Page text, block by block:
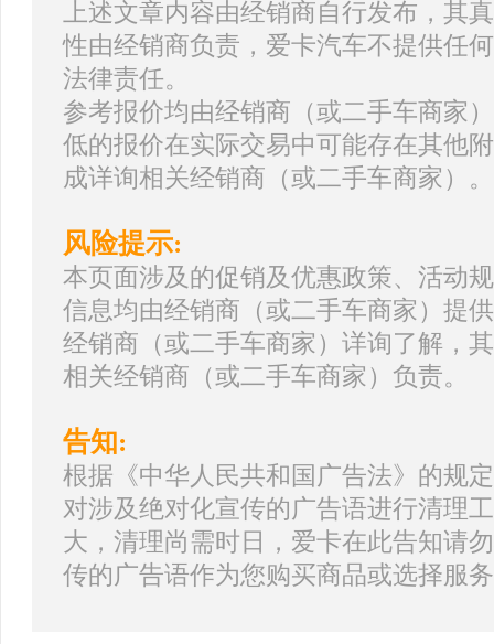
上述文章内容由经销商自行发布，其
性由经销商负责，爱卡汽车不提供任
法律责任。
参考报价均由经销商（或二手车商家
低的报价在实际交易中可能存在其他
成详询相关经销商（或二手车商家）。
风险提示:
本页面涉及的促销及优惠政策、活动
信息均由经销商（或二手车商家）提
经销商（或二手车商家）详询了解，
相关经销商（或二手车商家）负责。
告知:
根据《中华人民共和国广告法》的规
对涉及绝对化宣传的广告语进行清理
大，清理尚需时日，爱卡在此告知请
传的广告语作为您购买商品或选择服